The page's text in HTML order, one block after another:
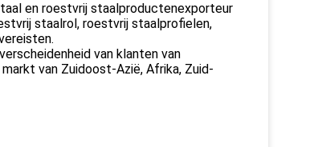
en roestvrij staalproductenexporteur
staalrol, roestvrij staalprofielen,
van klanten van
van Zuidoost-Azië, Afrika, Zuid-